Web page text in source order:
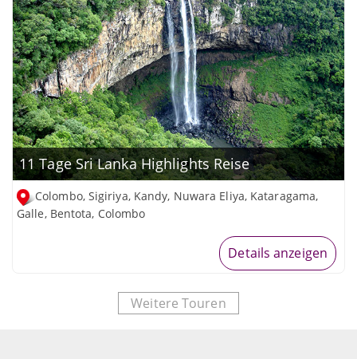
11 Tage Sri Lanka Highlights Reise
Colombo, Sigiriya, Kandy, Nuwara Eliya, Kataragama,
Galle, Bentota, Colombo
Details anzeigen
Weitere Touren